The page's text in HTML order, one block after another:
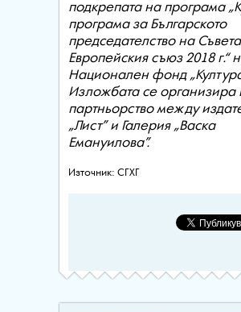
подкрепата на програма
програма за Българското
председателство на
Европейския съюз 2018 г.“
Национален фонд
Изложбата се организира
партньорство между
„Лист” и Галерия „Васка
Емануилова”.
Източник: СГХГ